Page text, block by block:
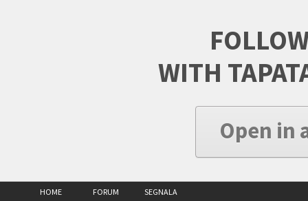
WITH
Open in
HOME FORUM SEGNALA